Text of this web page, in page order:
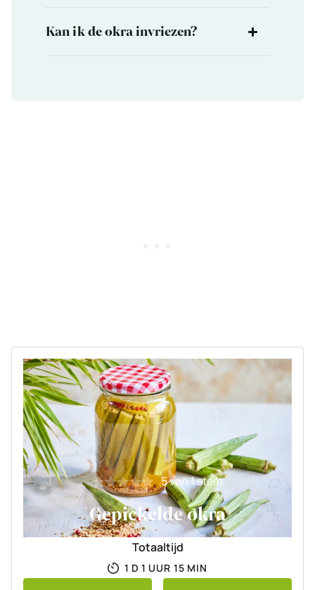
Kan ik de okra invriezen?
5van 1 stem
Gepickelde okra
Totaaltijd
1 DAG
D 1 UUR
UUR 15MINUTEN
MIN